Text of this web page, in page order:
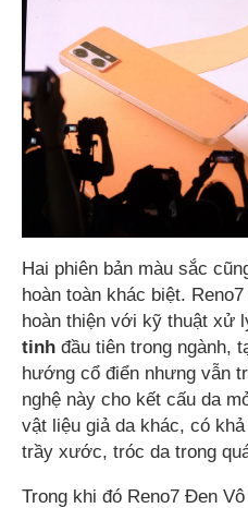
Hai phiên bản màu sắc
hoàn toàn khác biệt.
hoàn thiện với kỹ thuật xử
tinh đầu tiên trong ngành,
hướng cổ điển nhưng vẫn
nghệ này cho kết cấu da
vật liệu giả da khác, có
trầy xước, tróc da trong
Trong khi đó Reno7 Đen